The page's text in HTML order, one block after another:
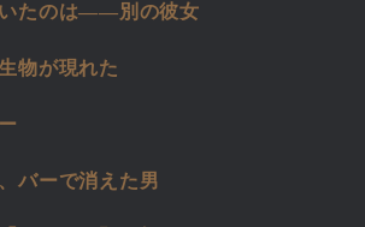
たのは――別の彼女
物が現れた
バーで消えた男